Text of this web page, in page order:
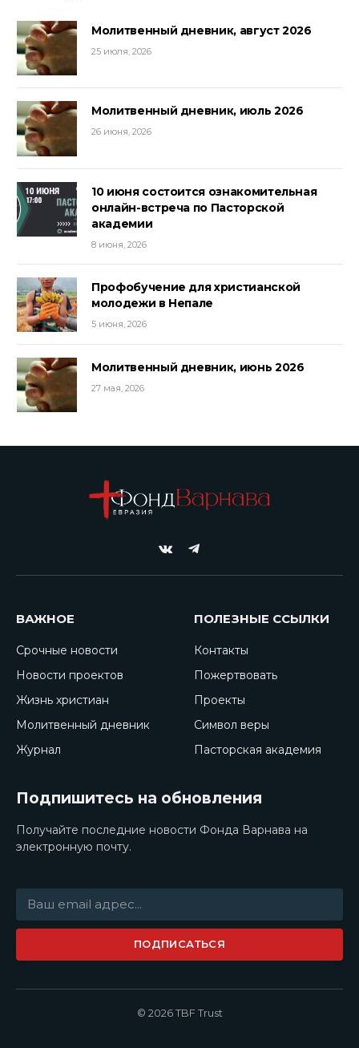
Молитвенный дневник, август 2026
25 июля, 2026
Молитвенный дневник, июль 2026
26 июня, 2026
10 июня состоится ознакомительная
онлайн-встреча по Пасторской
академии
8 июня, 2026
Профобучение для христианской
молодежи в Непале
5 июня, 2026
Молитвенный дневник, июнь 2026
27 мая, 2026
VKontakte
Telegram
ВАЖНОЕ
Срочные новости
Новости проектов
Жизнь христиан
Молитвенный дневник
Журнал
ПОЛЕЗНЫЕ ССЫЛКИ
Контакты
Пожертвовать
Проекты
Символ веры
Пасторская академия
Подпишитесь на обновления
Получайте последние новости Фонда Варнава на
электронную почту.
ПОДПИСАТЬСЯ
© 2026 TBF Trust